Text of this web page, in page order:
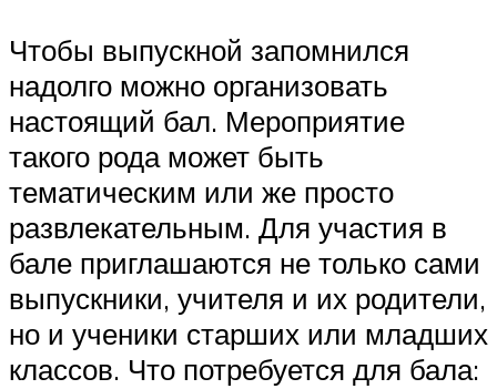
Чтобы выпускной запомнился
надолго можно организовать
настоящий бал. Мероприятие
такого рода может быть
тематическим или же просто
развлекательным. Для участия в
бале приглашаются не только сами
выпускники, учителя и их родители,
но и ученики старших или младших
классов. Что потребуется для бала: